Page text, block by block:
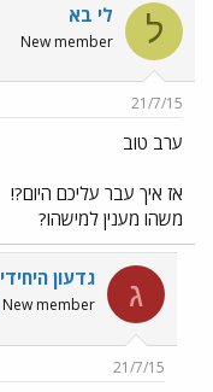
ל לי בא
New member
21/7/15
ערב טוב
אז איך עבר עליכם היום?!
משהו מענין למישהו?
ג גדעון היחידי
New member
21/7/15